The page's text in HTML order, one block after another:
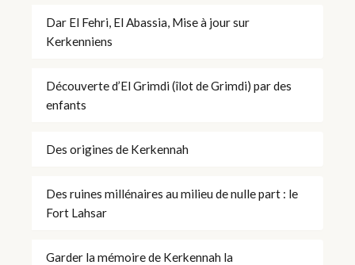
Dar El Fehri, El Abassia, Mise à jour sur
Kerkenniens
Découverte d’El Grimdi (îlot de Grimdi) par des
enfants
Des origines de Kerkennah
Des ruines millénaires au milieu de nulle part : le
Fort Lahsar
Garder la mémoire de Kerkennah la